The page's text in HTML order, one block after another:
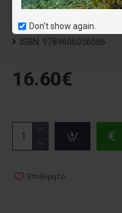
Don't show again.
Χαρακτηριστικά
ISBN: 9789606056086
16.60€
Επιθυμητό